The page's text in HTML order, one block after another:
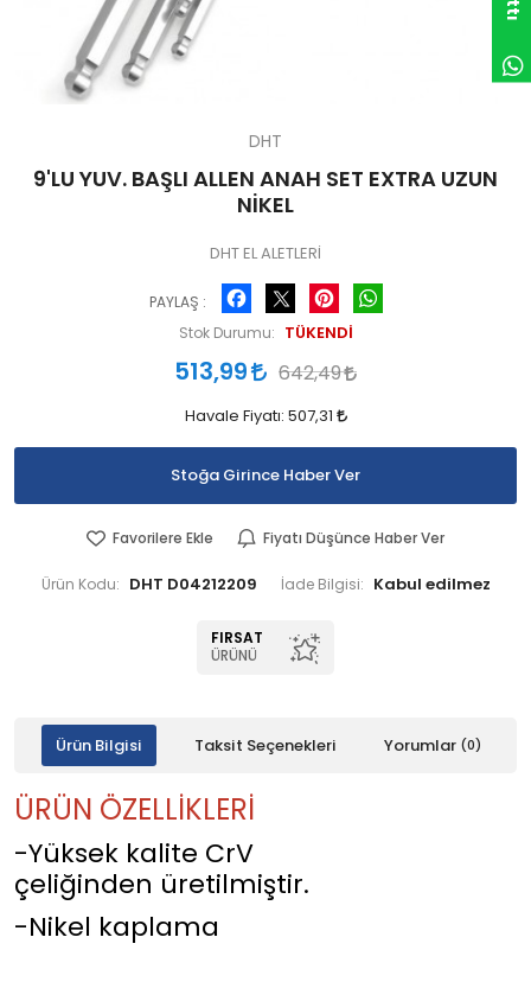
DHT
9'LU YUV. BAŞLI ALLEN ANAH SET EXTRA UZUN
NİKEL
DHT EL ALETLERİ
PAYLAŞ :
Facebook Pinterest
Stok Durumu: TÜKENDİ
513,99 642,49
Havale Fiyatı: 507,31
Stoğa Girince Haber Ver
Favorilere Ekle Fiyatı Düşünce Haber Ver
Ürün Kodu: DHT D04212209 İade Bilgisi:
FIRSAT
ÜRÜNÜ
Ürün Bilgisi Taksit Seçenekleri Yorumlar (0)
ÜRÜN ÖZELLİKLERİ
-Yüksek kalite CrV
çeliğinden üretilmiştir.
-Nikel kaplama